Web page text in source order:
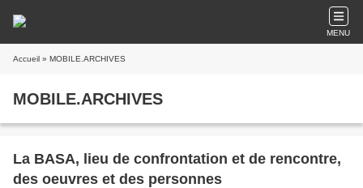
MENU
Accueil » MOBILE.ARCHIVES
MOBILE.ARCHIVES
La BASA, lieu de confrontation et de rencontre,
des oeuvres et des personnes